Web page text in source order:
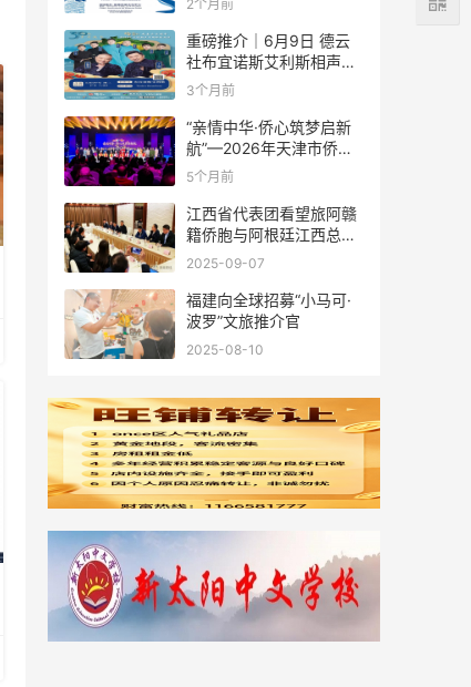
2个月前
重磅推介｜6月9日 德云
社布宜诺斯艾利斯相声专
场！国风曲艺邂逅南美风
结！
3个月前
“亲情中华·侨心筑梦启新
航”—2026年天津市侨界
新春联谊活动成功举办
5个月前
江西省代表团看望旅阿赣
籍侨胞与阿根廷江西总商
会座谈
2025-09-07
福建向全球招募“小马可·
波罗”文旅推介官
2025-08-10